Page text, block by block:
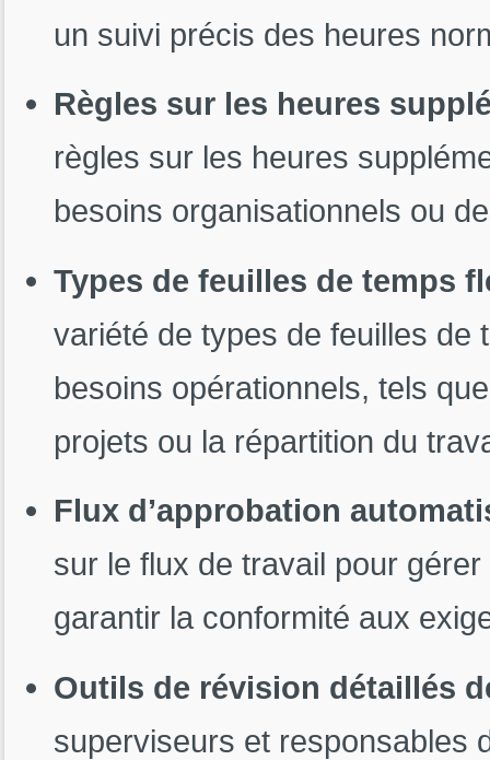
un suivi précis des heures
Règles sur les heures
règles sur les heures
besoins organisationnels ou
Types de feuilles de temps
variété de types de feuilles de
besoins opérationnels, tels
projets ou la répartition du
Flux d’approbation
sur le flux de travail pour
garantir la conformité aux
Outils de révision détaillés
superviseurs et responsables